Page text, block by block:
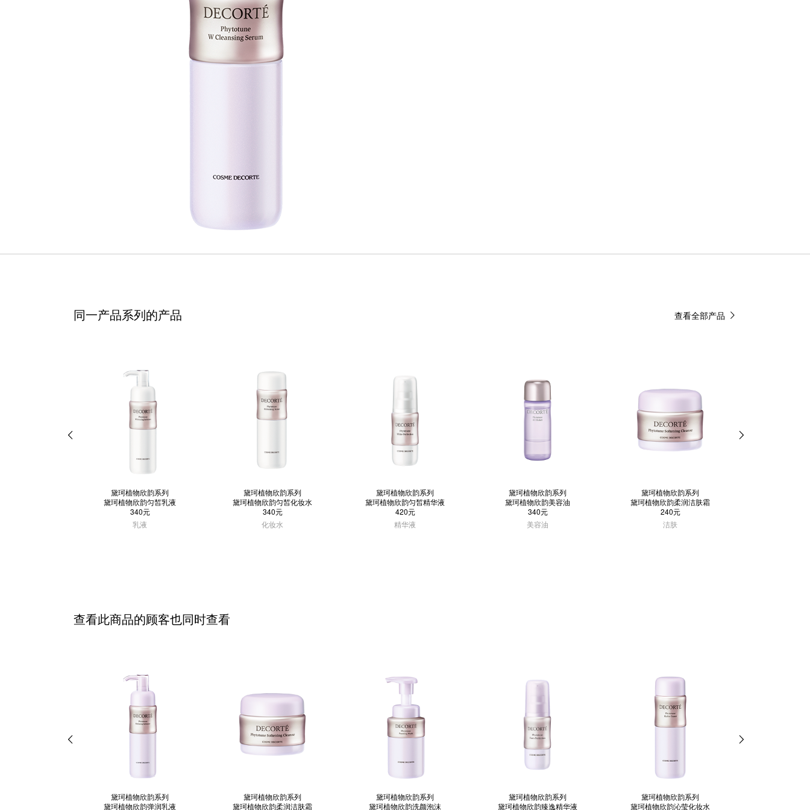
同一产品系列的产品
黛珂植物欣韵系列
黛珂植物欣韵匀皙乳液
340元
乳液
黛珂植物欣韵系列
黛珂植物欣韵匀皙化妆水
340元
化妆水
黛珂植物欣韵系列
黛珂植物欣韵匀皙精华液
420元
精华液
黛珂植物欣韵系列
黛珂植物欣韵美容油
340元
美容油
黛珂植物欣韵系列
黛珂植物欣韵柔润洁肤霜
240元
洁肤
查看全部产品
查看此商品的顾客也同时查看
黛珂植物欣韵系列
黛珂植物欣韵弹润乳液
黛珂植物欣韵系列
黛珂植物欣韵柔润洁肤霜
黛珂植物欣韵系列
黛珂植物欣韵洗颜泡沫
黛珂植物欣韵系列
黛珂植物欣韵臻逸精华液
黛珂植物欣韵系列
黛珂植物欣韵沁莹化妆水